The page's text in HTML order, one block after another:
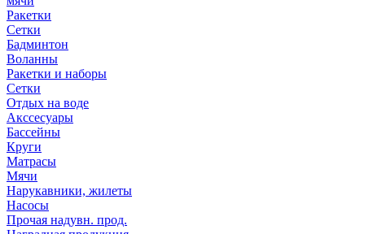
Ракетки
Сетки
Бадминтон
Воланны
Ракетки и наборы
Сетки
Отдых на воде
Акссесуары
Бассейны
Круги
Матрасы
Мячи
Нарукавники, жилеты
Насосы
Прочая надувн. прод.